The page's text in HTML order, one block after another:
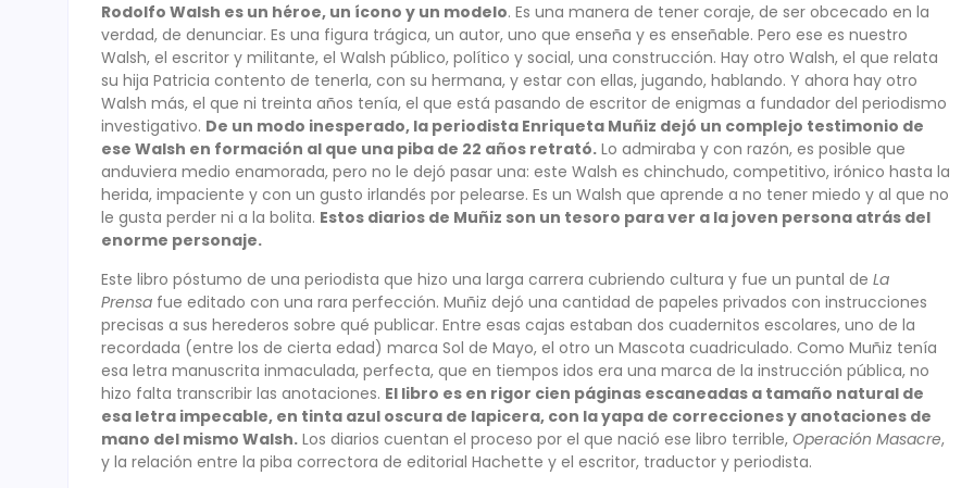
Rodolfo Walsh es un héroe, un ícono y un modelo. Es una manera de tener coraje, de ser obcecado en la
verdad, de denunciar. Es una figura trágica, un autor, uno que enseña y es enseñable. Pero ese es nuestro
Walsh, el escritor y militante, el Walsh público, político y social, una construcción. Hay otro Walsh, el que relata
su hija Patricia contento de tenerla, con su hermana, y estar con ellas, jugando, hablando. Y ahora hay otro
Walsh más, el que ni treinta años tenía, el que está pasando de escritor de enigmas a fundador del periodismo
investigativo. De un modo inesperado, la periodista Enriqueta Muñiz dejó un complejo testimonio de
ese Walsh en formación al que una piba de 22 años retrató. Lo admiraba y con razón, es posible que
anduviera medio enamorada, pero no le dejó pasar una: este Walsh es chinchudo, competitivo, irónico hasta la
herida, impaciente y con un gusto irlandés por pelearse. Es un Walsh que aprende a no tener miedo y al que no
le gusta perder ni a la bolita. Estos diarios de Muñiz son un tesoro para ver a la joven persona atrás del
enorme personaje.
Este libro póstumo de una periodista que hizo una larga carrera cubriendo cultura y fue un puntal de La
Prensa fue editado con una rara perfección. Muñiz dejó una cantidad de papeles privados con instrucciones
precisas a sus herederos sobre qué publicar. Entre esas cajas estaban dos cuadernitos escolares, uno de la
recordada (entre los de cierta edad) marca Sol de Mayo, el otro un Mascota cuadriculado. Como Muñiz tenía
esa letra manuscrita inmaculada, perfecta, que en tiempos idos era una marca de la instrucción pública, no
hizo falta transcribir las anotaciones. El libro es en rigor cien páginas escaneadas a tamaño natural de
esa letra impecable, en tinta azul oscura de lapicera, con la yapa de correcciones y anotaciones de
mano del mismo Walsh. Los diarios cuentan el proceso por el que nació ese libro terrible, Operación Masacre,
y la relación entre la piba correctora de editorial Hachette y el escritor, traductor y periodista.